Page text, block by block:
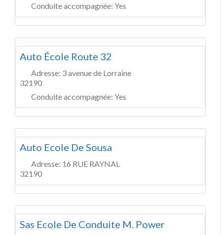
Conduite accompagnée: Yes
Auto École Route 32
Adresse: 3 avenue de Lorraine
32190
Conduite accompagnée: Yes
Auto Ecole De Sousa
Adresse: 16 RUE RAYNAL
32190
Sas Ecole De Conduite M. Power